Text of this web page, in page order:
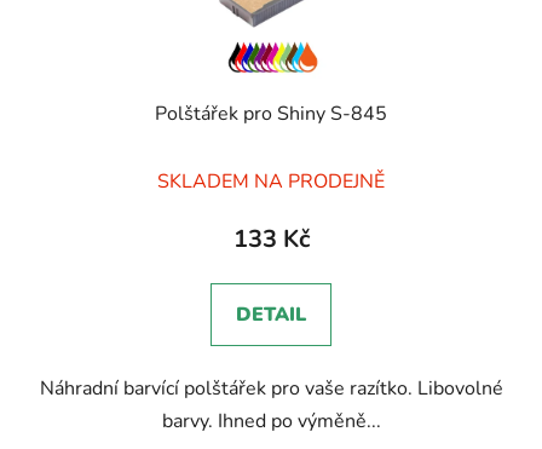
Polštářek pro Shiny S-845
hodnocení
produktu
5,0
z
hvězdiček.
SKLADEM NA PRODEJNĚ
133 Kč
DETAIL
Náhradní barvící polštářek pro vaše razítko. Libovolné
barvy. Ihned po výměně...